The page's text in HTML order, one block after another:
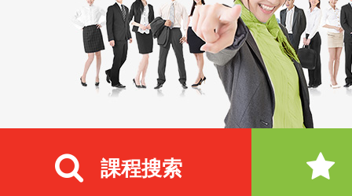
課程搜索